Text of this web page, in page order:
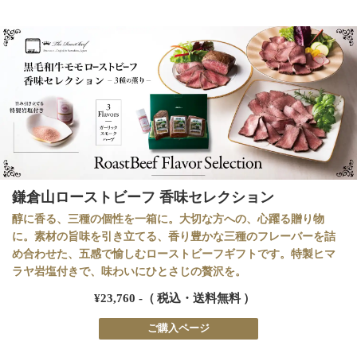
鎌倉山ローストビーフ 香味セレクション
醇に香る、三種の個性を一箱に。大切な方への、心躍る贈り物
に。素材の旨味を引き立てる、香り豊かな三種のフレーバーを詰
め合わせた、五感で愉しむローストビーフギフトです。特製ヒマ
ラヤ岩塩付きで、味わいにひとさじの贅沢を。
¥23,760 -（ 税込・送料無料 ）
ご購入ページ